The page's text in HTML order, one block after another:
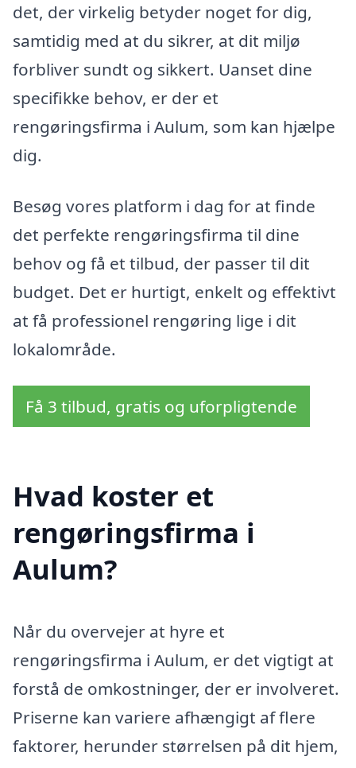
det, der virkelig betyder noget for dig,
samtidig med at du sikrer, at dit miljø
forbliver sundt og sikkert. Uanset dine
specifikke behov, er der et
rengøringsfirma i Aulum, som kan hjælpe
dig.
Besøg vores platform i dag for at finde
det perfekte rengøringsfirma til dine
behov og få et tilbud, der passer til dit
budget. Det er hurtigt, enkelt og effektivt
at få professionel rengøring lige i dit
lokalområde.
Få 3 tilbud, gratis og uforpligtende
Hvad koster et
rengøringsfirma i
Aulum?
Når du overvejer at hyre et
rengøringsfirma i Aulum, er det vigtigt at
forstå de omkostninger, der er involveret.
Priserne kan variere afhængigt af flere
faktorer, herunder størrelsen på dit hjem,